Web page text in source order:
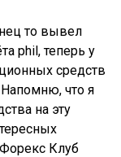
то вывел
phil, теперь у
средств
Напомню, что я
на эту
Клуб